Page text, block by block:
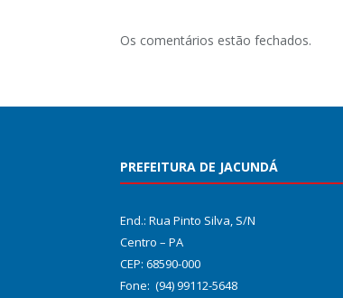
Os comentários estão fechados.
PREFEITURA DE JACUNDÁ
End.: Rua Pinto Silva, S/N
Centro – PA
CEP: 68590-000
Fone: (94) 99112-5648